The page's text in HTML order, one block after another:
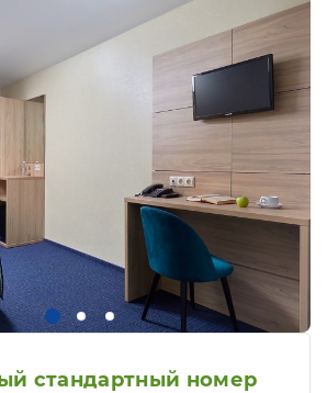
стандартный номер